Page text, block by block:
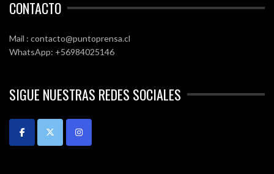
CONTACTO
Mail : contacto@puntoprensa.cl
WhatsApp: +56984025146
SIGUE NUESTRAS REDES SOCIALES